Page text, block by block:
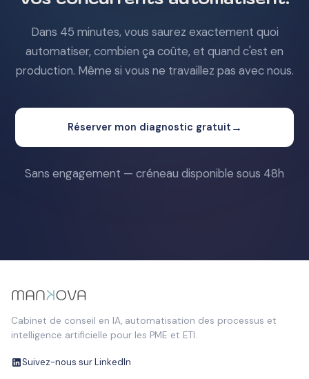
Dans 45 minutes, vous saurez exactement quoi
automatiser, combien ça coûte, et quand c'est en
production. Même si vous ne travaillez pas avec nous.
Réserver mon diagnostic gratuit →
Sans engagement — créneau disponible sous 48h
Cabinet de conseil en IA, automatisation des processus et
intelligence artificielle pour les PME et ETI.
Suivez-nous sur LinkedIn